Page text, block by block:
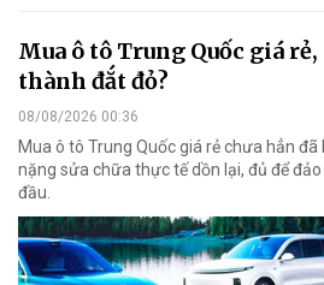
Mua ô tô Trung Quốc giá
thành đắt đỏ?
08/08/2026 00:36
Mua ô tô Trung Quốc giá rẻ chưa hẳn đã
nặng sửa chữa thực tế dồn lại, đủ để
đầu.